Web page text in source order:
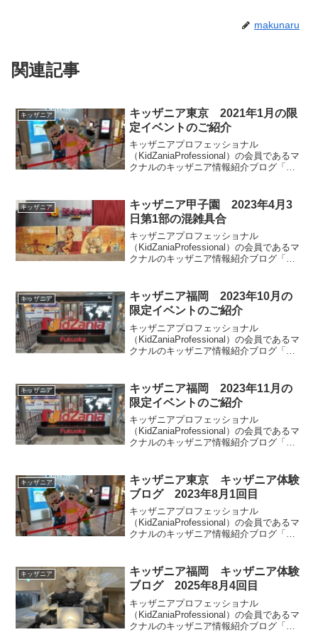
makunaru
関連記事
キッザニア
キッザニア東京 2021年1月の限
定イベントのご紹介
キッザニアプロフェッショナル
（KidZaniaProfessional）の会員であるマ
クナルのキッザニア情報紹介ブログ「キ
ィの特別仕様についてご紹介します。三
が日限定ですがお年玉ももらえます。
キッザニア
キッザニア甲子園 2023年4月3
日第1部の混雑具合
キッザニアプロフェッショナル
（KidZaniaProfessional）の会員であるマ
クナルのキッザニア情報紹介ブログ「キ
介します。ランドセル工房が開催されて
います。皆様の参考になりましたら幸い
です。
キッザニア
キッザニア福岡 2023年10月の
限定イベントのご紹介
キッザニアプロフェッショナル
（KidZaniaProfessional）の会員であるマ
クナルのキッザニア情報紹介ブログ「キ
ントとアクティビティの特別仕様につい
てご紹介します。
キッザニア
キッザニア福岡 2023年11月の
限定イベントのご紹介
キッザニアプロフェッショナル
（KidZaniaProfessional）の会員であるマ
クナルのキッザニア情報紹介ブログ「キ
ントとアクティビティの特別仕様につい
てご紹介します。
キッザニア
キッザニア東京 キッザニア体験
ブログ 2023年8月1回目
キッザニアプロフェッショナル
（KidZaniaProfessional）の会員であるマ
クナルのキッザニア情報紹介ブログ「キ
アルタイム更新していきます。皆様の参
考になりましたら幸いです。
キッザニア
キッザニア福岡 キッザニア体験
ブログ 2025年8月4回目
キッザニアプロフェッショナル
（KidZaniaProfessional）の会員であるマ
クナルのキッザニア情報紹介ブログ「キ